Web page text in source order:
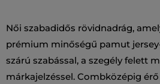
Női szabadidős rövidnadrág,
prémium minőségű pamut
szárú szabással, a szegély felett
márkajelzéssel. Combközépig